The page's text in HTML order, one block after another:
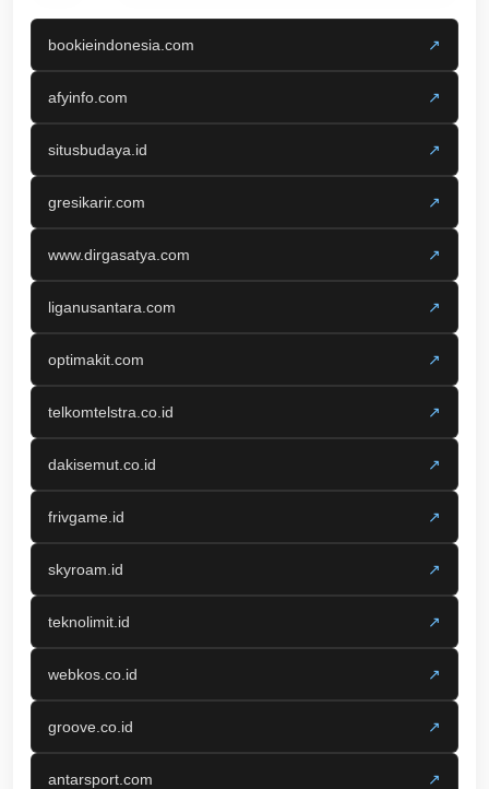
bookieindonesia.com ↗
afyinfo.com ↗
situsbudaya.id ↗
gresikarir.com ↗
www.dirgasatya.com ↗
liganusantara.com ↗
optimakit.com ↗
telkomtelstra.co.id ↗
dakisemut.co.id ↗
frivgame.id ↗
skyroam.id ↗
teknolimit.id ↗
webkos.co.id ↗
groove.co.id ↗
antarsport.com ↗